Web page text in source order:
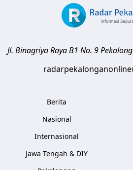
Jl. Binagriya Raya B1 No. 9
Berita
Nasional
Internasional
Jawa Tengah & DIY